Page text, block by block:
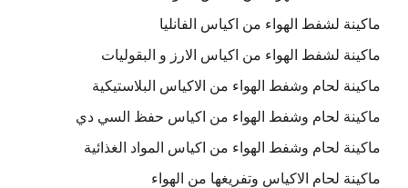
ماكينة لشفط الهواء من اكياس الفانليا
ماكينة لشفط الهواء من اكياس الارز و البقوليات
ماكينة لحام وشفط الهواء من الاكياس البلاستيكية
ماكينة لحام وشفط الهواء من اكياس حفظ السي دي
ماكينة لحام وشفط الهواء من اكياس المواد الغذائية
ماكينة لحام الاكياس وتفريغها من الهواء